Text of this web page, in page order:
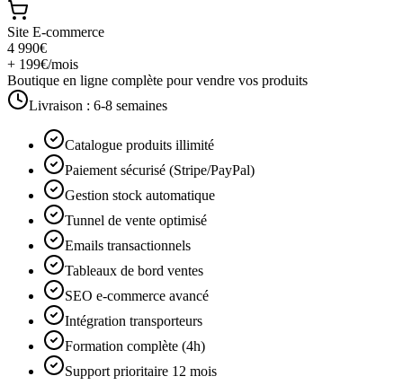
Site E-commerce
4 990€
+ 199€/mois
Boutique en ligne complète pour vendre vos produits
Livraison : 6-8 semaines
Catalogue produits illimité
Paiement sécurisé (Stripe/PayPal)
Gestion stock automatique
Tunnel de vente optimisé
Emails transactionnels
Tableaux de bord ventes
SEO e-commerce avancé
Intégration transporteurs
Formation complète (4h)
Support prioritaire 12 mois